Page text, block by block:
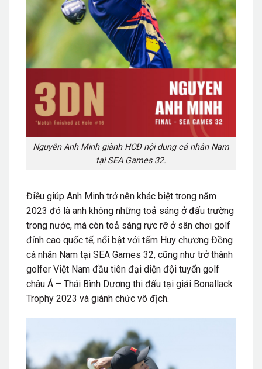
Nguyễn Anh Minh giành HCĐ nội dung cá nhân Nam
tại SEA Games 32.
Điều giúp Anh Minh trở nên khác biệt trong năm
2023 đó là anh không những toả sáng ở đấu trường
trong nước, mà còn toả sáng rực rỡ ở sân chơi golf
đỉnh cao quốc tế, nổi bật với tấm Huy chương Đồng
cá nhân Nam tại SEA Games 32, cũng như trở thành
golfer Việt Nam đầu tiên đại diện đội tuyển golf
châu Á – Thái Bình Dương thi đấu tại giải Bonallack
Trophy 2023 và giành chức vô địch.